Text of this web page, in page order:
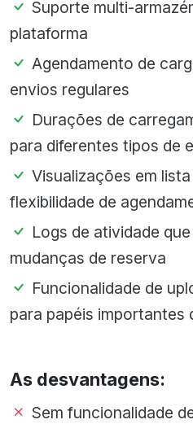
Suporte multi-
plataforma
Agendamento de
envios regulares
Durações de
para diferentes tipos de
Visualizações em
flexibilidade de
Logs de atividade
mudanças de reserva
Funcionalidade de
para papéis importantes
As desvantagens:
Sem funcionalidade